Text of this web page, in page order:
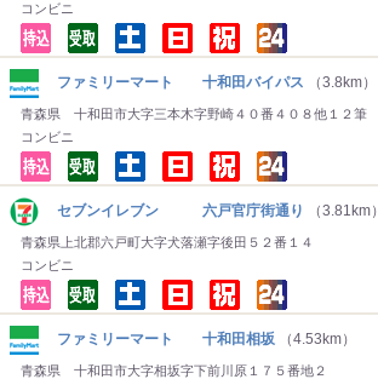
コンビニ
ファミリーマート 十和田バイパス （3.8km）
青森県 十和田市大字三本木字野崎４０番４０８他１２筆
コンビニ
セブンイレブン 六戸官庁街通り （3.81km）
青森県上北郡六戸町大字犬落瀬字後田５２番１４
コンビニ
ファミリーマート 十和田相坂 （4.53km）
青森県 十和田市大字相坂字下前川原１７５番地２